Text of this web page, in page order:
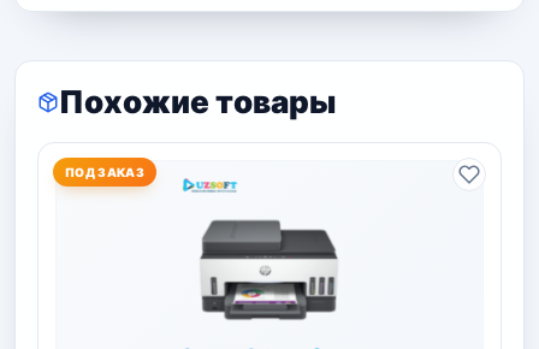
Похожие товары
ПОД ЗАКАЗ